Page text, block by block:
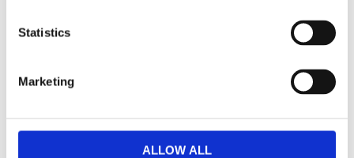
Statistics
Marketing
ALLOW ALL
in i moderna inredningsmiljöer.
MÅTT OCH SPECIFIKATIONER
Visa alla produkter från Strömshaga